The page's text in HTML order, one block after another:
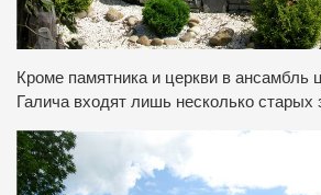
Кроме памятника и церкви в ансамбль
Галича входят лишь несколько старых